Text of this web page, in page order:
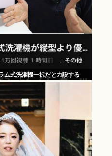
ム式洗濯機一択だと力説する